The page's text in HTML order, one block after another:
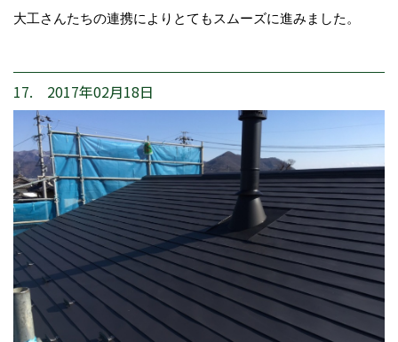
大工さんたちの連携によりとてもスムーズに進みました。
17. 2017年02月18日